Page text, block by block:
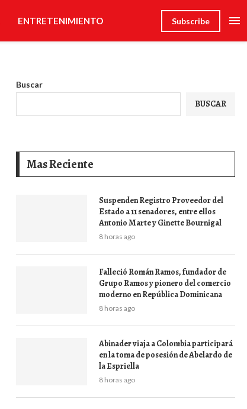
ENTRETENIMIENTO Subscribe
Buscar
BUSCAR
Mas Reciente
Suspenden Registro Proveedor del
Estado a 11 senadores, entre ellos
Antonio Marte y Ginette Bournigal
8 horas ago
Falleció Román Ramos, fundador de
Grupo Ramos y pionero del comercio
moderno en República Dominicana
8 horas ago
Abinader viaja a Colombia participará
en la toma de posesión de Abelardo de
la Espriella
8 horas ago